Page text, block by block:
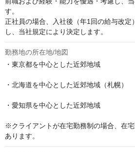
す。
正社員の場合、入社後（年1回の給与改定
し、当社規定により決定します。
勤務地の所在地/地図
・東京都を中心とした近郊地域
・北海道を中心とした近郊地域（札幌）
・愛知県を中心とした近郊地域
※クライアントが在宅勤務制の場合、在
あります。